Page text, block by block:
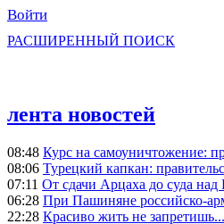
Войти
РАСШИРЕННЫЙ ПОИСК
лента новостей
08:48 Курс на самоуничтожение:
08:06 Турецкий капкан:
07:11 От сдачи Арцаха до суда
06:28 При Пашиняне российско-
22:28 Красиво жить не